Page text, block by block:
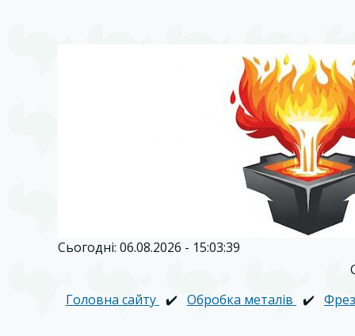
Сьогодні: 06.08.2026 - 15:03:39
Головна сайту ✔️ Обробка металів ✔️